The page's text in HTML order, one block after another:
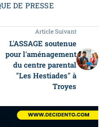
DE PRESSE
Article Suivant
L'ASSAGE soutenue
pour l'aménagement
du centre parental
"Les Hestiades" à
Troyes